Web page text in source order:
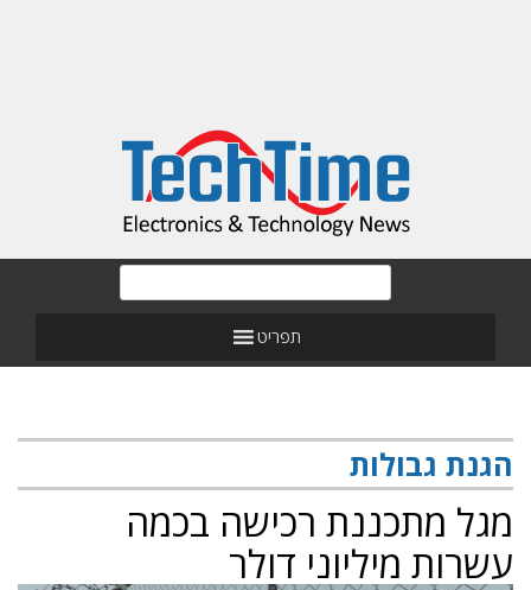
תפריט
הגנת גבולות
מגל מתכננת רכישה בכמה
עשרות מיליוני דולר